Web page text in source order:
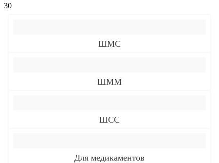
30
ШМС
ШММ
ШСС
Для медикаментов